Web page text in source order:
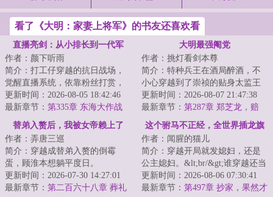
看了《大明：家妻上将军》的书友还喜欢看
直播亮剑：从小排长到一代军
神！
作者：颜下听雨
简介：打工仔穿越的抗日战场，
觉醒直播系统，依靠粉丝打赏，
具现武器装备，痛打侵略者，从
晋西北一路打到...
更新时间：2026-08-05 18:42:46
最新章节： 第335章 东海大作战
大明最强阉党
作者：挑灯看剑本尊
简介：特种兵王在酒局醉酒，不
小心穿越到了崇祯的贴身太监王
承恩的身上。别人穿越要么是黄
袍加身，君临天...
更新时间：2026-08-07 21:47:38
最新章节： 第287章 郑芝龙，赔
钱！
替弟入赘后，我被女帝赖上了
作者：弄唐三巡
简介：穿越成替弟入赘的倒霉
蛋，顾淮本想躺平度日。
&lt;br/&gt;可二哥拿了他的计策献
给女帝后，竟一路高...
更新时间：2026-07-30 14:27:01
最新章节： 第二百六十八章 葬礼
这个驸马不正经，全世界插龙旗
抢女帝！
作者：闻腥的猫儿
简介：穿越开局就发媳妇，还是
公主媳妇。&lt;br/&gt;谁穿越还当
正经人？公主，皇后，女帝，勇
将，花魁，...
更新时间：2026-08-06 07:30:41
最新章节： 第497章 抄家，果然才